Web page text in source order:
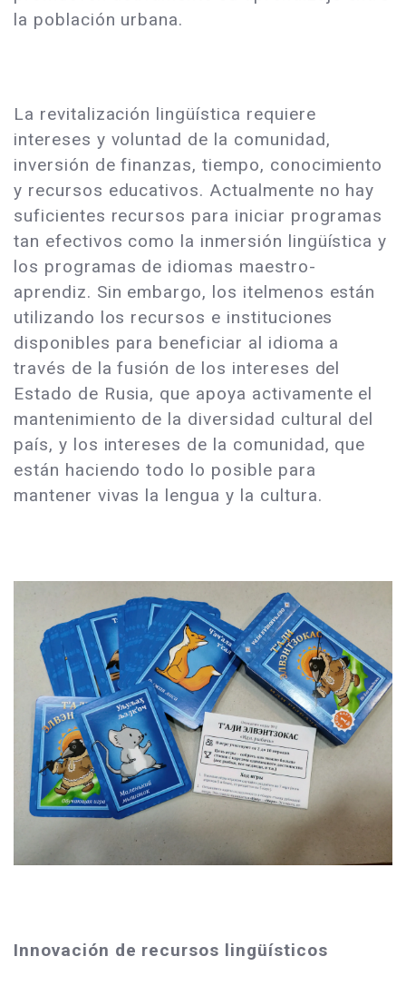
la población urbana.
La revitalización lingüística requiere
intereses y voluntad de la comunidad,
inversión de finanzas, tiempo, conocimiento
y recursos educativos. Actualmente no hay
suficientes recursos para iniciar programas
tan efectivos como la inmersión lingüística y
los programas de idiomas maestro-
aprendiz. Sin embargo, los itelmenos están
utilizando los recursos e instituciones
disponibles para beneficiar al idioma a
través de la fusión de los intereses del
Estado de Rusia, que apoya activamente el
mantenimiento de la diversidad cultural del
país, y los intereses de la comunidad, que
están haciendo todo lo posible para
mantener vivas la lengua y la cultura.
Innovación de recursos lingüísticos